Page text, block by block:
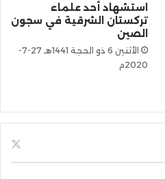
استشهاد أحد علماء
تركستان الشرقية في سجون
الصين
الأثنين 6 ذو الحجة 1441هـ 27-7-
2020م